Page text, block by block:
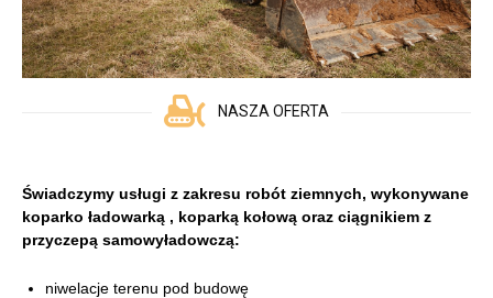
NASZA OFERTA
Świadczymy usługi z zakresu robót ziemnych, wykonywane
koparko ładowarką , koparką kołową oraz ciągnikiem z
przyczepą samowyładowczą:
niwelacje terenu pod budowę